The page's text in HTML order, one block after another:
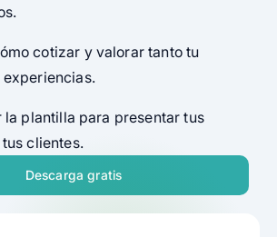
cotizar y valorar tanto tu
la plantilla para presentar tus
clientes.
Descarga gratis